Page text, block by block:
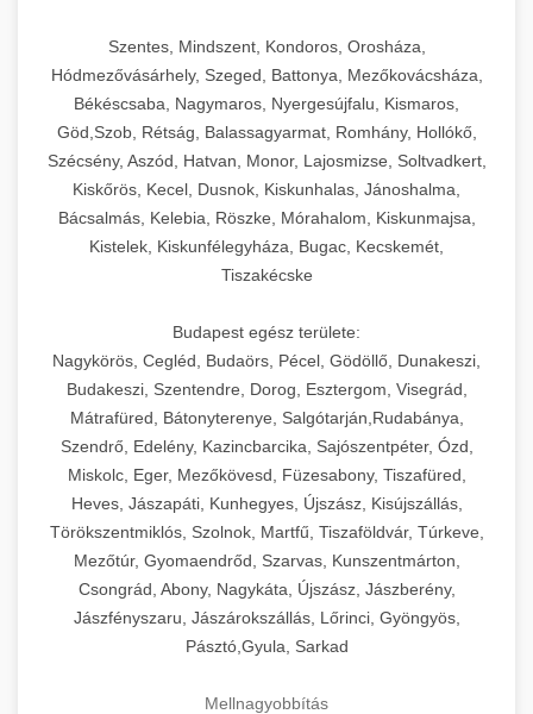
Szentes, Mindszent, Kondoros, Orosháza,
Hódmezővásárhely, Szeged, Battonya, Mezőkovácsháza,
Békéscsaba, Nagymaros, Nyergesújfalu, Kismaros,
Göd,Szob, Rétság, Balassagyarmat, Romhány, Hollókő,
Szécsény, Aszód, Hatvan, Monor, Lajosmizse, Soltvadkert,
Kiskőrös, Kecel, Dusnok, Kiskunhalas, Jánoshalma,
Bácsalmás, Kelebia, Röszke, Mórahalom, Kiskunmajsa,
Kistelek, Kiskunfélegyháza, Bugac, Kecskemét,
Tiszakécske
Budapest egész területe:
Nagykörös, Cegléd, Budaörs, Pécel, Gödöllő, Dunakeszi,
Budakeszi, Szentendre, Dorog, Esztergom, Visegrád,
Mátrafüred, Bátonyterenye, Salgótarján,Rudabánya,
Szendrő, Edelény, Kazincbarcika, Sajószentpéter, Ózd,
Miskolc, Eger, Mezőkövesd, Füzesabony, Tiszafüred,
Heves, Jászapáti, Kunhegyes, Újszász, Kisújszállás,
Törökszentmiklós, Szolnok, Martfű, Tiszaföldvár, Túrkeve,
Mezőtúr, Gyomaendrőd, Szarvas, Kunszentmárton,
Csongrád, Abony, Nagykáta, Újszász, Jászberény,
Jászfényszaru, Jászárokszállás, Lőrinci, Gyöngyös,
Pásztó,Gyula, Sarkad
Mellnagyobbítás